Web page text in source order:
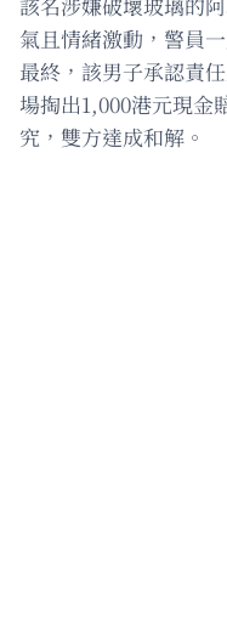
氣且情緒激動，警員
最終，該男子承認責
場掏出1,000港元現金
究，雙方達成和解。